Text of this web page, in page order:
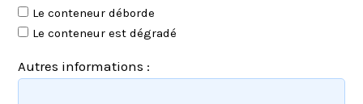
Le conteneur déborde
Le conteneur est dégradé
Autres informations :